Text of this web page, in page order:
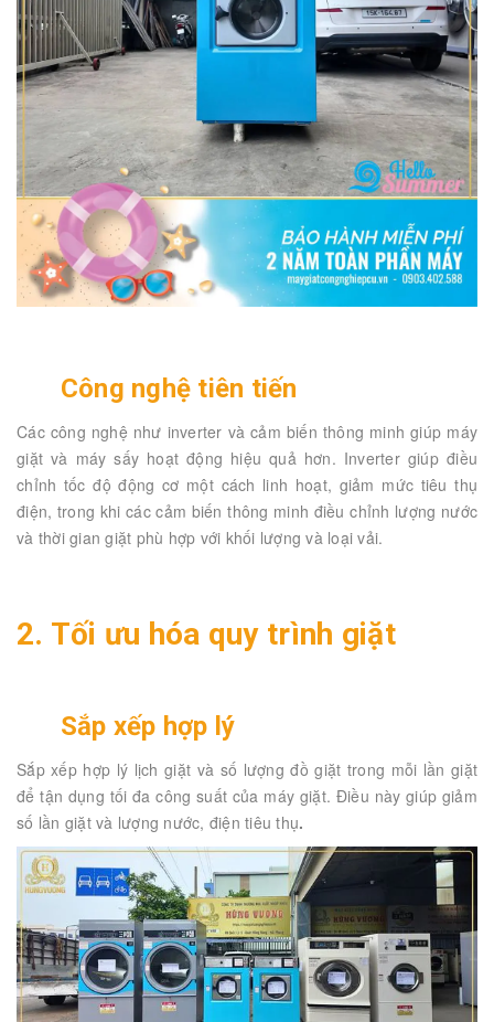
Công nghệ tiên tiến
Các công nghệ như inverter và cảm biến thông minh giúp máy
giặt và máy sấy hoạt động hiệu quả hơn. Inverter giúp điều
chỉnh tốc độ động cơ một cách linh hoạt, giảm mức tiêu thụ
điện, trong khi các cảm biến thông minh điều chỉnh lượng nước
và thời gian giặt phù hợp với khối lượng và loại vải.
2. Tối ưu hóa quy trình giặt
Sắp xếp hợp lý
Sắp xếp hợp lý lịch giặt và số lượng đồ giặt trong mỗi lần giặt
để tận dụng tối đa công suất của máy giặt. Điều này giúp giảm
số lần giặt và lượng nước, điện tiêu thụ.